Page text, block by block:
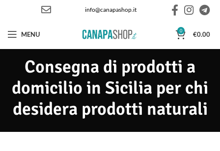
info@canapashop.it
MENU 0 €0.00
Consegna di prodotti a
domicilio in Sicilia per chi
desidera prodotti naturali